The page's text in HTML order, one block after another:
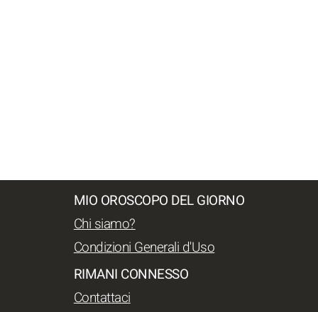
MIO OROSCOPO DEL GIORNO
Chi siamo?
Condizioni Generali d'Uso
RIMANI CONNESSO
Contattaci